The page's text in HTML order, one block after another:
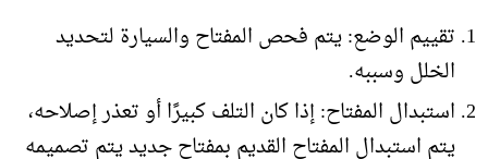
تقييم الوضع: يتم فحص المفتاح والسيارة لتحديد
الخلل وسببه.
استبدال المفتاح: إذا كان التلف كبيرًا أو تعذر إصلاحه،
يتم استبدال المفتاح القديم بمفتاح جديد يتم تصميمه